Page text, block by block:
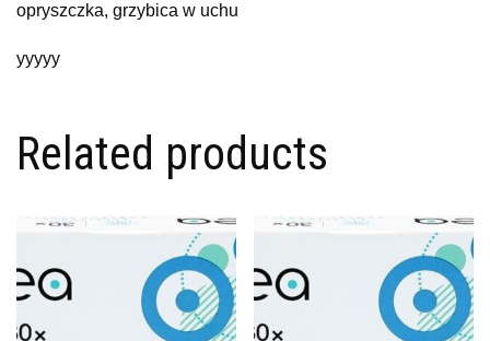
opryszczka, grzybica w uchu
yyyyy
Related products